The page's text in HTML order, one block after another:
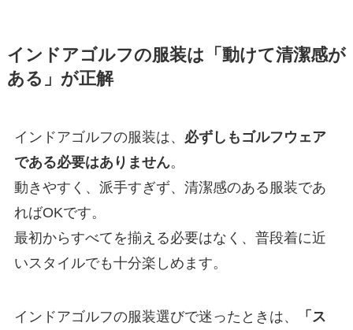
インドアゴルフの服装は「動けて清潔感が
ある」が正解
インドアゴルフの服装は、 必ずしもゴルフウェア
である必要はありません。
動きやすく、派手すぎず、清潔感のある服装であ
ればOKです。
最初からすべてを揃える必要はなく、普段着に近
いスタイルでも十分楽しめます。
インドアゴルフの服装選びで迷ったときは、 「ス